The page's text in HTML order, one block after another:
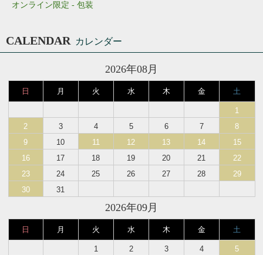
オンライン限定 - 包装
CALENDAR カレンダー
2026年08月
日 月 火 水 木 金 土
1
2
3 4 5 6 7
8
9
10 11 12 13 14
15
16
17 18 19 20 21
22
23
24 25 26 27 28
29
30
31
2026年09月
日 月 火 水 木 金 土
1 2 3 4
5